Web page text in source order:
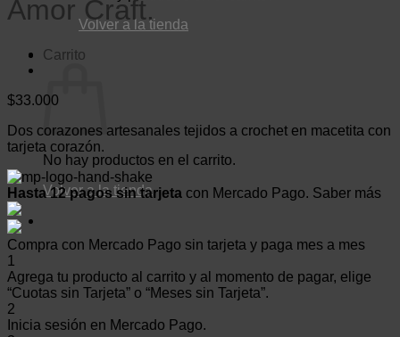
Volver a la tienda
Carrito
No hay productos en el carrito.
Volver a la tienda
Amor Craft.
$33.000
Dos corazones artesanales tejidos a crochet en macetita con
tarjeta corazón.
Hasta 12 pagos sin tarjeta con Mercado Pago. Saber más
Compra con Mercado Pago sin tarjeta y paga mes a mes
1
Agrega tu producto al carrito y al momento de pagar, elige
“Cuotas sin Tarjeta” o “Meses sin Tarjeta”.
2
Inicia sesión en Mercado Pago.